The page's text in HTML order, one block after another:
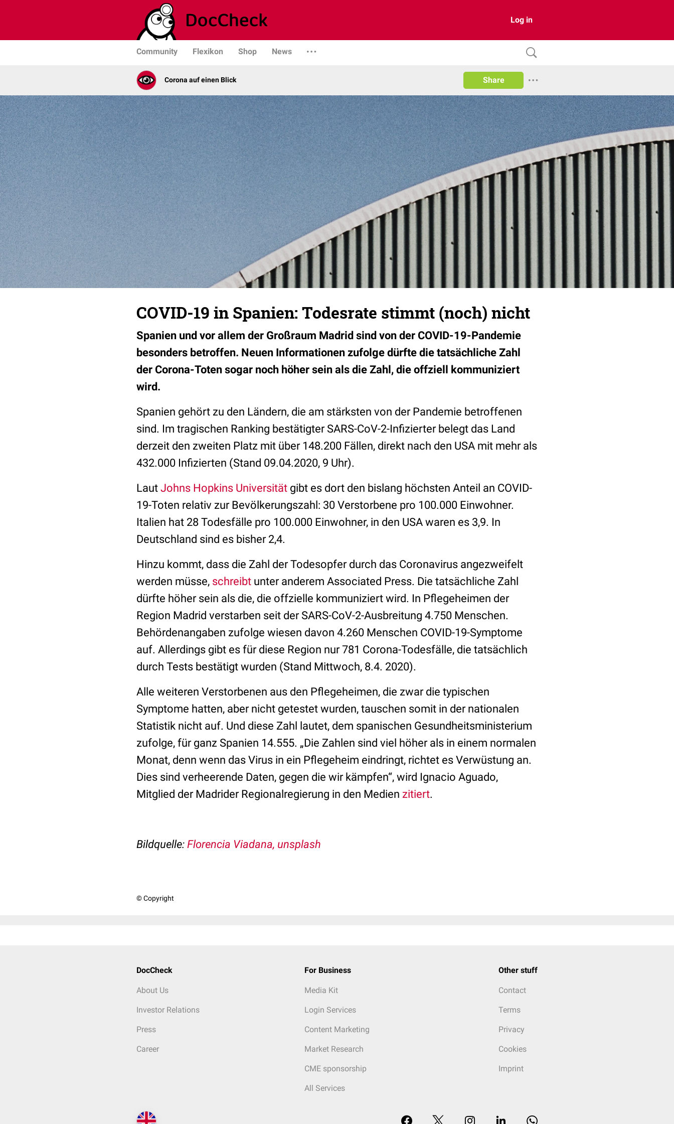
Log in
Community Flexikon Shop News
Corona auf einen Blick Share
COVID-19 in Spanien: Todesrate stimmt (noch) nicht
Spanien und vor allem der Großraum Madrid sind von der COVID-19-Pandemie
besonders betroffen. Neuen Informationen zufolge dürfte die tatsächliche Zahl
der Corona-Toten sogar noch höher sein als die Zahl, die offziell kommuniziert
wird.
Spanien gehört zu den Ländern, die am stärksten von der Pandemie betroffenen
sind. Im tragischen Ranking bestätigter SARS-CoV-2-Infizierter belegt das Land
derzeit den zweiten Platz mit über 148.200 Fällen, direkt nach den USA mit mehr als
432.000 Infizierten (Stand 09.04.2020, 9 Uhr).
Laut Johns Hopkins Universität gibt es dort den bislang höchsten Anteil an COVID-
19-Toten relativ zur Bevölkerungszahl: 30 Verstorbene pro 100.000 Einwohner.
Italien hat 28 Todesfälle pro 100.000 Einwohner, in den USA waren es 3,9. In
Deutschland sind es bisher 2,4.
Hinzu kommt, dass die Zahl der Todesopfer durch das Coronavirus angezweifelt
werden müsse, schreibt unter anderem Associated Press. Die tatsächliche Zahl
dürfte höher sein als die, die offzielle kommuniziert wird. In Pflegeheimen der
Region Madrid verstarben seit der SARS-CoV-2-Ausbreitung 4.750 Menschen.
Behördenangaben zufolge wiesen davon 4.260 Menschen COVID-19-Symptome
auf. Allerdings gibt es für diese Region nur 781 Corona-Todesfälle, die tatsächlich
durch Tests bestätigt wurden (Stand Mittwoch, 8.4. 2020).
Alle weiteren Verstorbenen aus den Pflegeheimen, die zwar die typischen
Symptome hatten, aber nicht getestet wurden, tauschen somit in der nationalen
Statistik nicht auf. Und diese Zahl lautet, dem spanischen Gesundheitsministerium
zufolge, für ganz Spanien 14.555. „Die Zahlen sind viel höher als in einem normalen
Monat, denn wenn das Virus in ein Pflegeheim eindringt, richtet es Verwüstung an.
Dies sind verheerende Daten, gegen die wir kämpfen“, wird Ignacio Aguado,
Mitglied der Madrider Regionalregierung in den Medien zitiert.
Bildquelle: Florencia Viadana, unsplash
© Copyright
DocCheck
About Us
Investor Relations
Press
Career
For Business
Media Kit
Login Services
Content Marketing
Market Research
CME sponsorship
All Services
Other stuff
Contact
Terms
Privacy
Cookies
Imprint